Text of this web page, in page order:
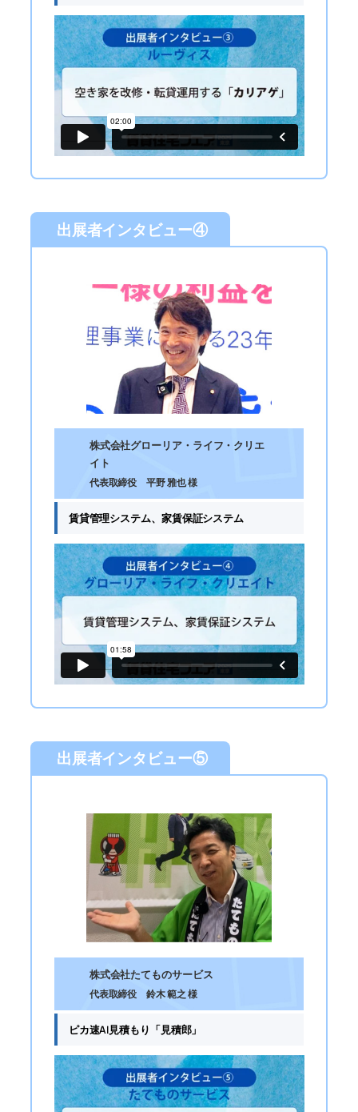
出展者インタビュー④
株式会社グローリア・ライフ・クリエ
イト
代表取締役 平野 雅也 様
賃貸管理システム、家賃保証システム
出展者インタビュー⑤
株式会社たてものサービス
代表取締役 鈴木 範之 様
ピカ速AI見積もり「見積郎」